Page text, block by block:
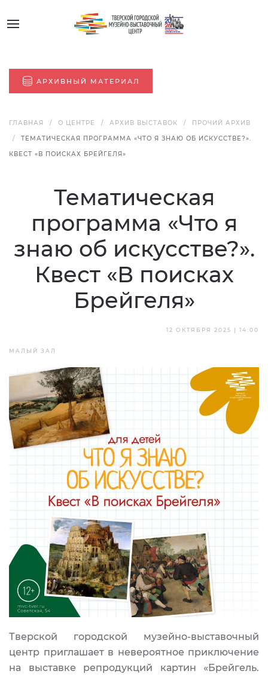
АРХИВНЫЙ МАТЕРИАЛ
ГЛАВНАЯ О ЦЕНТРЕ АРХИВ ВЫСТАВОК
ПРОЧИЙ АРХИВ
ТЕМАТИЧЕСКАЯ ПРОГРАММА «ЧТО Я ЗНАЮ ОБ ИСКУССТВЕ?».
КВЕСТ «В ПОИСКАХ БРЕЙГЕЛЯ»
Тематическая
программа «Что я
знаю об искусстве?».
Квест «В поисках
Брейгеля»
12 ОКТЯБРЯ 2025 | 14:00
МАЛЫЙ ЗАЛ
Тверской городской музейно-выставочный
центр приглашает в невероятное приключение
на выставке репродукций картин «Брейгель.